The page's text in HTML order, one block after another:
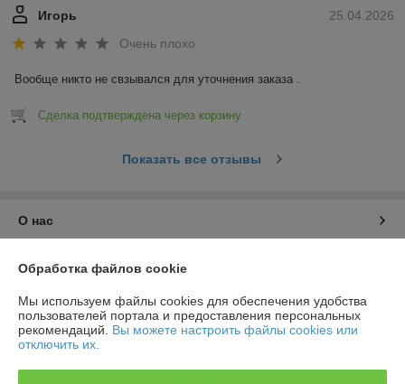
25.04.2026
Игорь
Очень плохо
Вообще никто не свзывался для уточнения заказа .
Сделка подтверждена через корзину
Показать все отзывы
О нас
Контакты
Доставка и оплата
График работы
Обработка файлов cookie
Мы используем файлы cookies для обеспечения удобства
пользователей портала и предоставления персональных
рекомендаций. Вы можете настроить файлы cookies или
отключить их.